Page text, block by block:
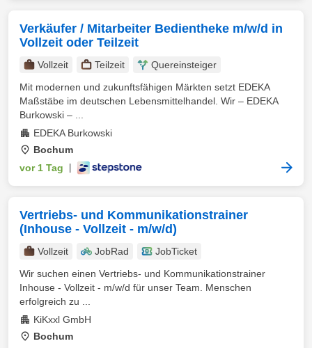
Verkäufer / Mitarbeiter Bedientheke m/w/d in
Vollzeit oder Teilzeit
Vollzeit Teilzeit
Quereinsteiger
Mit modernen und zukunftsfähigen Märkten setzt EDEKA
Maßstäbe im deutschen Lebensmittelhandel. Wir – EDEKA
Burkowski – ...
EDEKA Burkowski
Bochum
vor 1 Tag
Vertriebs- und Kommunikationstrainer
(Inhouse - Vollzeit - m/w/d)
Vollzeit JobRad
JobTicket
Wir suchen einen Vertriebs- und Kommunikationstrainer
Inhouse - Vollzeit - m/w/d für unser Team. Menschen
erfolgreich zu ...
KiKxxl GmbH
Bochum